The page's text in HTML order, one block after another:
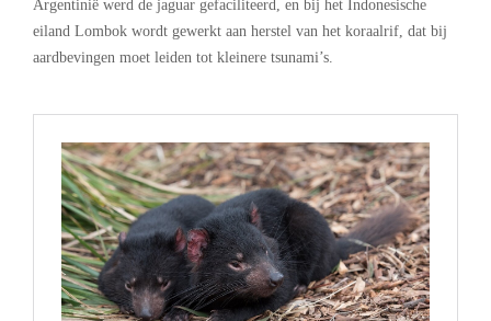
Argentinië werd de jaguar gefaciliteerd, en bij het Indonesische
eiland Lombok wordt gewerkt aan herstel van het koraalrif, dat bij
aardbevingen moet leiden tot kleinere tsunami’s.